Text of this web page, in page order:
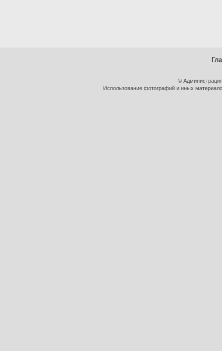
©
Использование фотографий и иных